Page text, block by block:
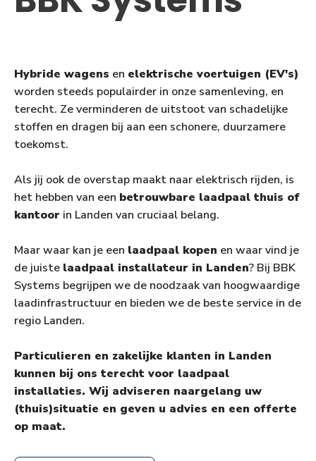
Hybride wagens en elektrische voertuigen (EV's)
worden steeds populairder in onze samenleving, en
terecht. Ze verminderen de uitstoot van schadelijke
stoffen en dragen bij aan een schonere, duurzamere
toekomst.
Als jij ook de overstap maakt naar elektrisch rijden, is
het hebben van een betrouwbare laadpaal thuis of
kantoor in Landen van cruciaal belang.
Maar waar kan je een laadpaal kopen en waar vind je
de juiste laadpaal installateur in Landen? Bij BBK
Systems begrijpen we de noodzaak van hoogwaardige
laadinfrastructuur en bieden we de beste service in de
regio Landen.
Particulieren en zakelijke klanten in Landen
kunnen bij ons terecht voor laadpaal
installaties. Wij adviseren naargelang uw
(thuis)situatie en geven u advies en een offerte
op maat.